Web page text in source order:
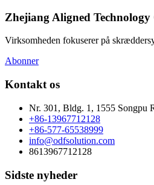
Zhejiang Aligned
Virksomheden fokuserer på
Abonner
Kontakt os
Nr. 301, Bldg. 1, 1555 Songpu
+86-13967712128
+86-577-65538999
info@odfsolution.com
8613967712128
Sidste nyheder